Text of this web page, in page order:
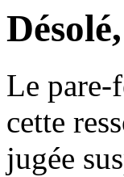
Le pare-
cette
jugée